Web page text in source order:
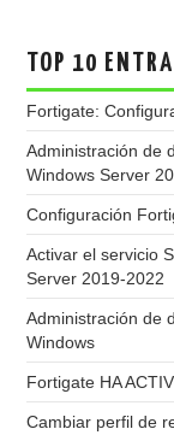
TOP 10
Fortigate:
Administración de
Windows Server
Configuración
Activar el servicio
Server 2019-2022
Administración de
Windows
Fortigate HA
Cambiar perfil de